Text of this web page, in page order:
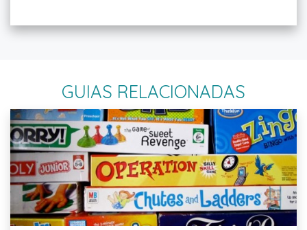
GUIAS RELACIONADAS